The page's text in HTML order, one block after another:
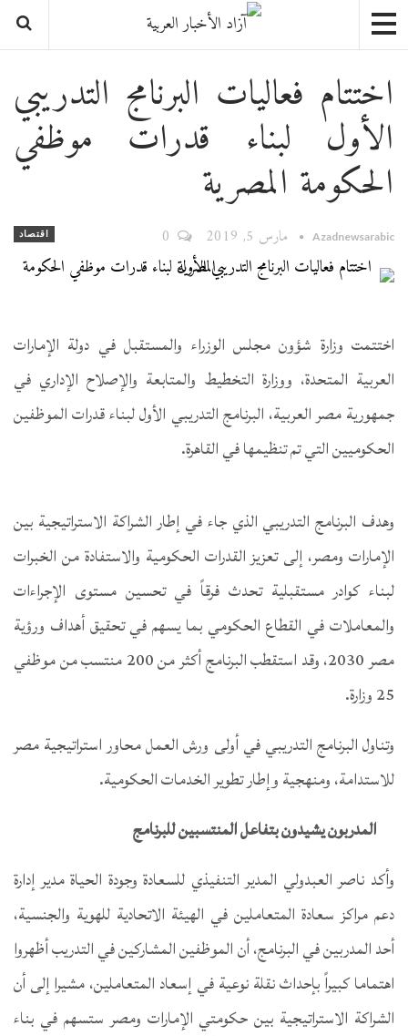
اختتام فعاليات البرنامج التدريبي
الأول لبناء قدرات موظفي
الحكومة المصرية
اقتصاد Azadnewsarabic مارس 5, 2019
اختتمت وزارة شؤون مجلس الوزراء والمستقبل في دولة الإمارات
العربية المتحدة، ووزارة التخطيط والمتابعة والإصلاح الإداري في
جمهورية مصر العربية، البرنامج التدريبي الأول لبناء قدرات الموظفين
الحكوميين التي تم تنظيمها في القاهرة.
وهدف البرنامج التدريبي الذي جاء في إطار الشراكة الاستراتيجية بين
الإمارات ومصر، إلى تعزيز القدرات الحكومية والاستفادة من الخبرات
لبناء كوادر مستقبلية تحدث فرقاً في تحسين مستوى الإجراءات
والمعاملات في القطاع الحكومي بما يسهم في تحقيق أهداف ورؤية
مصر 2030، وقد استقطب البرنامج أكثر من 200 منتسب من موظفي
25 وزارة.
وتناول البرنامج التدريبي في أولى ورش العمل محاور استراتيجية مصر
للاستدامة، ومنهجية وإطار تطوير الخدمات الحكومية.
المدربون يشيدون بتفاعل المنتسبين للبرنامج
وأكد ناصر العبدولي المدير التنفيذي للسعادة وجودة الحياة مدير إدارة
دعم مراكز سعادة المتعاملين في الهيئة الاتحادية للهوية والجنسية،
أحد المدربين في البرنامج، أن الموظفين المشاركين في التدريب أظهروا
اهتماما كبيراً بإحداث نقلة نوعية في إسعاد المتعاملين، مشيرا إلى أن
الشراكة الاستراتيجية بين حكومتي الإمارات ومصر ستسهم في بناء